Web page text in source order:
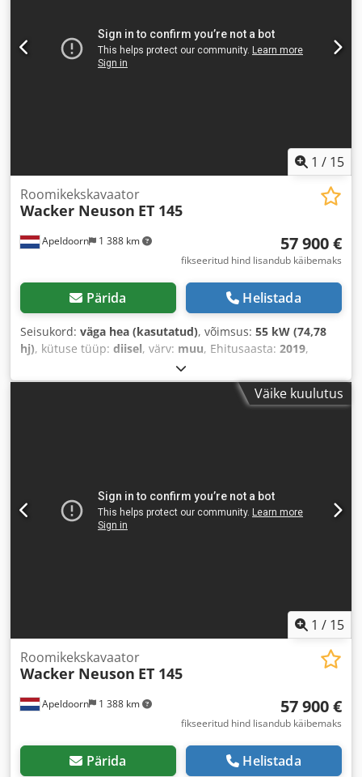
1 / 15
Apeldoorn 1 388 km
Roomikekskavaator
Wacker Neuson ET 145
57 900 €
fikseeritud hind lisandub käibemaks
Pärida Helistada
Seisukord: väga hea (kasutatud), võimsus: 55 kW (74,78
hj), kütuse tüüp: diisel, värv: muu, Ehitusaasta: 2019,
, Varustus:kliimaseade
Väike kuulutus
1 / 15
Apeldoorn 1 388 km
Roomikekskavaator
Wacker Neuson ET 145
57 900 €
fikseeritud hind lisandub käibemaks
Pärida Helistada